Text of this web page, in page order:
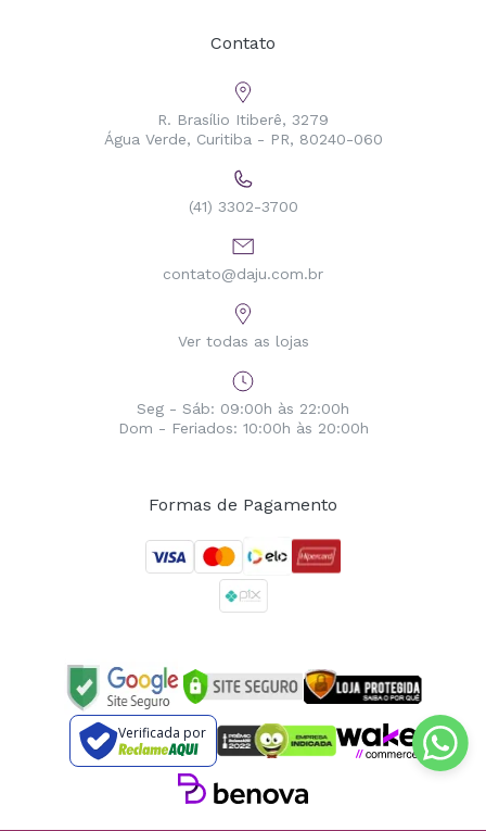
Contato
R. Brasílio Itiberê, 3279
Água Verde, Curitiba - PR, 80240-060
(41) 3302-3700
contato@daju.com.br
Ver todas as lojas
Seg - Sáb: 09:00h às 22:00h
Dom - Feriados: 10:00h às 20:00h
Formas de Pagamento
Verificada por